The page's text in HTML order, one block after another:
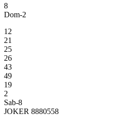
8
Dom-2
12
21
25
26
43
49
19
2
Sab-8
JOKER 8880558